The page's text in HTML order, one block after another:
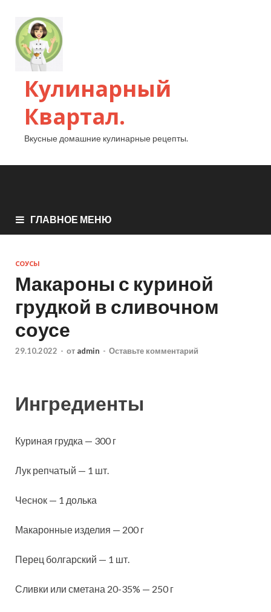
Кулинарный
Квартал.
Вкусные домашние кулинарные рецепты.
ГЛАВНОЕ МЕНЮ
СОУСЫ
Макароны с куриной
грудкой в сливочном
соусе
29.10.2022 - от admin - Оставьте комментарий
Ингредиенты
Куриная грудка — 300 г
Лук репчатый — 1 шт.
Чеснок — 1 долька
Макаронные изделия — 200 г
Перец болгарский — 1 шт.
Сливки или сметана 20-35% — 250 г